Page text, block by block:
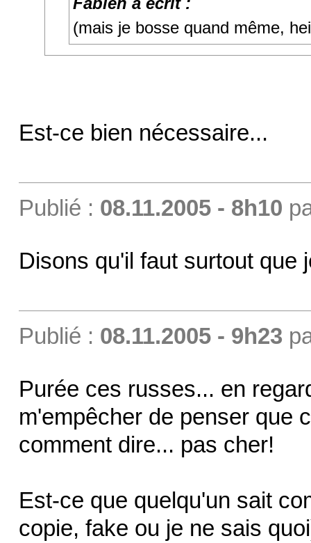
(mais je bosse quand même,
Est-ce bien nécessaire...
Publié : 08.11.2005 - 8h10
Disons qu'il faut surtout que
Publié : 08.11.2005 - 9h23
Purée ces russes... en
m'empêcher de penser que
comment dire... pas cher!
Est-ce que quelqu'un sait
copie, fake ou je ne sais